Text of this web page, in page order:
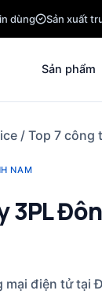
dùng Sản xuất
Sản phẩm
/ Top 7 công
NAM
3PL
mại điện tử tại